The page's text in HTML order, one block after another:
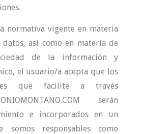
normativa vigente en materia
así como en materia de
de la información y
el usuario/a acepta que los
que facilite a través
serán
e incorporados en un
responsables como